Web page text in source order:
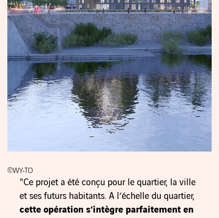
"Ce projet a été conçu pour le quartier, la ville
et ses futurs habitants. A l’échelle du quartier,
cette opération s’intègre parfaitement en
©WY-TO